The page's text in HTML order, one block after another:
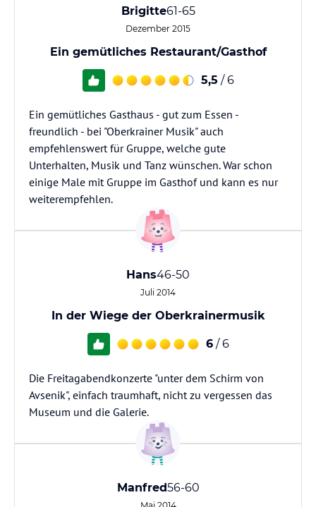
Brigitte61-65
Dezember 2015
Ein gemütliches Restaurant/Gasthof
5,5 / 6
Ein gemütliches Gasthaus - gut zum Essen -
freundlich - bei "Oberkrainer Musik" auch
empfehlenswert für Gruppe, welche gute
Unterhalten, Musik und Tanz wünschen. War schon
einige Male mit Gruppe im Gasthof und kann es nur
weiterempfehlen.
Hans46-50
Juli 2014
In der Wiege der Oberkrainermusik
6 / 6
Die Freitagabendkonzerte "unter dem Schirm von
Avsenik", einfach traumhaft, nicht zu vergessen das
Museum und die Galerie.
Manfred56-60